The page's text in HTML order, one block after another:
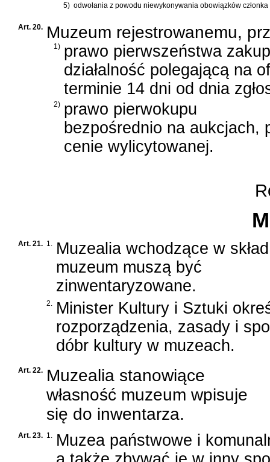
5) odwołania z powodu niewykonywania obowiązków
Art. 20. Muzeum rejestrowanemu,
1) prawo pierwszeństwa
działalność polegającą na
terminie 14 dni od dnia
2) prawo pierwokupu
bezpośrednio na aukcjach,
cenie wylicytowanej.
Art. 21. 1. Muzealia wchodzące w skład
muzeum muszą być
zinwentaryzowane.
2. Minister Kultury i Sztuki
rozporządzenia, zasady i
dóbr kultury w muzeach.
Art. 22. Muzealia stanowiące
własność muzeum wpisuje
się do inwentarza.
Art. 23. 1. Muzea państwowe i